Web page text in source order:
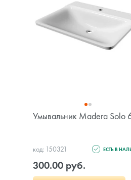
Умывальник Madera Solo
код: 150321 ЕСТЬ В
300.00 руб.